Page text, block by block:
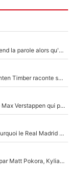
Ferran Torres a dit oui au PSG : Le FC Barcelone prend la parole alors qu'un transfert de l'attaquant espagnol prend forme
En plein cauchemar après son transfert à l'OM, Quinten Timber raconte ses doutes après sa signature à Marseille
F1 - Une légende de McLaren refuse le transfert de Max Verstappen qui pourrait «faire des vagues» et plomber l'ambiance dans l'équipe
Yan Diomandé était trop cher pour le PSG : Voilà pourquoi le Real Madrid a accepté de payer la somme record de 140M€ pour boucler son transfert !
De l'équipe de France à The Voice Kids : Contacté par Matt Pokora, Kylian Mbappé a accepté de jouer un rôle inédit sur TF1 !